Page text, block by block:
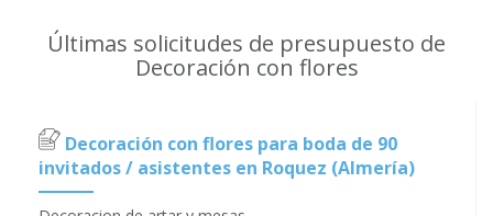
Últimas solicitudes de presupuesto de
Decoración con flores
Decoración con flores para boda de 90
invitados / asistentes en Roquez (Almería)